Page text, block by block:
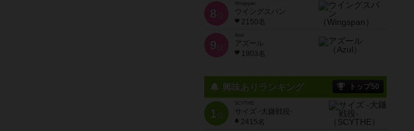
8 位
Wingspan
ウイングスパン
2150名
9 位
Azul
アズール
1903名
興味ありランキング トップ50
1位
SCYTHE
サイズ -大鎌戦役-
2415名